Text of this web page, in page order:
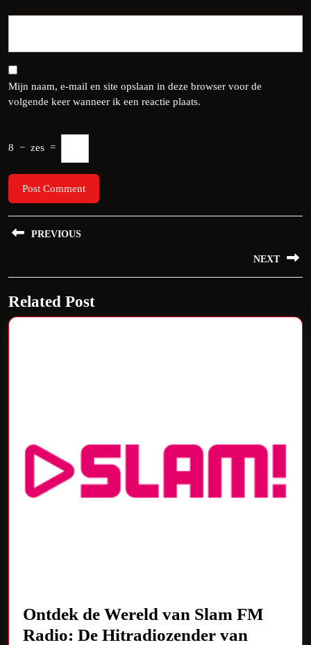
Mijn naam, e-mail en site opslaan in deze browser voor de
volgende keer wanneer ik een reactie plaats.
8 − zes =
Bericht
PREVIOUS
post:
NEXT
Next
post:
Related Post
Ontdek de Wereld van Slam FM
Radio: De Hitradiozender van